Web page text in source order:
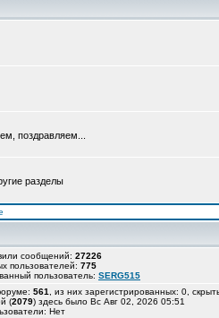
поздравляем...
разделы
сообщений: 27226
пользователей: 775
пользователь: SERG515
561
, из них зарегистрированных: 0,
(2079) здесь было Вс Авг 02, 2026 05:51
Нет